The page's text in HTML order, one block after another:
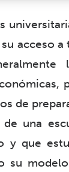
acceso
de
una
y que
su